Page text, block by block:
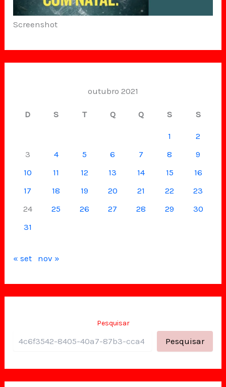
Screenshot
outubro 2021
D S T Q Q S S
1
2
3
4 5 6 7 8
9
10
11 12 13 14 15
16
17
18 19 20 21 22
23
24
25 26 27 28 29
30
31
« set nov »
Pesquisar
Pesquisar